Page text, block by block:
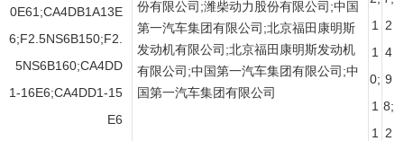
0E61;CA4DB1A13E
6;F2.5NS6B150;F2.
5NS6B160;CA4DD
1-16E6;CA4DD1-15
E6
份有限公司;潍柴动力股份有限公司;中国
第一汽车集团有限公司;北京福田康明斯
发动机有限公司;北京福田康明斯发动机
有限公司;中国第一汽车集团有限公司;中
国第一汽车集团有限公司
1
1
0;
1
1
2
4
9
8;
2